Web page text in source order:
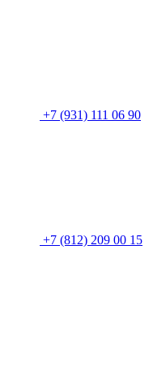
+7 (931) 111 06 90
+7 (812) 209 00 15